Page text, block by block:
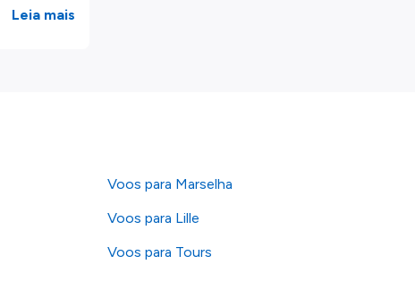
Leia mais
Voos para Marselha
Voos para Lille
Voos para Tours